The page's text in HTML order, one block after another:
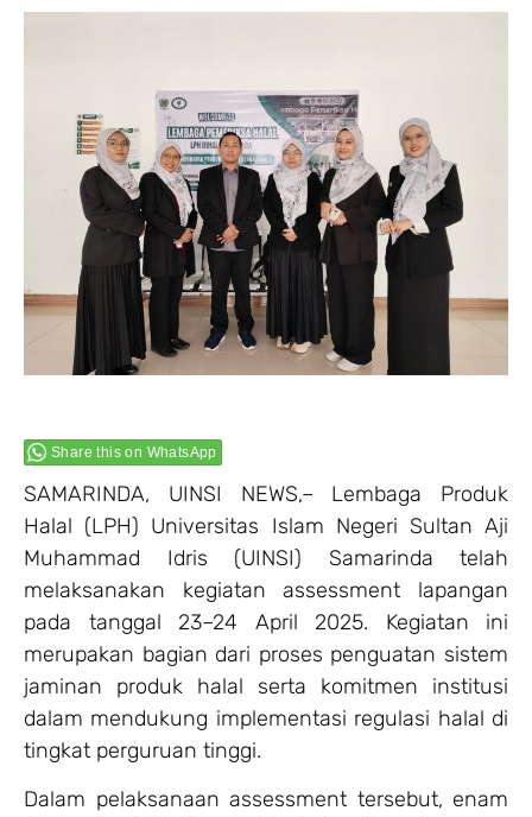
Share this on WhatsApp
SAMARINDA, UINSI NEWS,– Lembaga Produk
Halal (LPH) Universitas Islam Negeri Sultan Aji
Muhammad Idris (UINSI) Samarinda telah
melaksanakan kegiatan assessment lapangan
pada tanggal 23–24 April 2025. Kegiatan ini
merupakan bagian dari proses penguatan sistem
jaminan produk halal serta komitmen institusi
dalam mendukung implementasi regulasi halal di
tingkat perguruan tinggi.
Dalam pelaksanaan assessment tersebut, enam